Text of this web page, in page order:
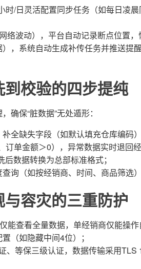
时/日灵活配置同步任务（如每日凌
络波动），平台自动记录断点位置，
，系统自动生成补传任务并推送提
校验的四步提纯
确保“脏数据”无处遁形：
全缺失字段（如默认填充仓库编码）
单金额＞0），异常数据实时退回经
数据转换为总部标准格式；
询（如按经销商、时间、商品筛选）
容灾的三重防护
能查看全量数据，单经销商仅能操
（如隐藏中间4位）；
、等保三级认证，数据传输采用TLS